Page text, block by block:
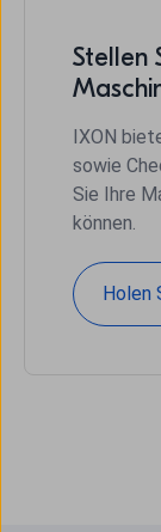
Stellen
IXON
sowie
Sie Ihre
können.
Holen